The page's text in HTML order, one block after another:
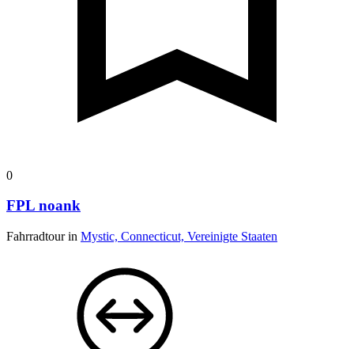
0
FPL noank
Fahrradtour in Mystic, Connecticut, Vereinigte Staaten